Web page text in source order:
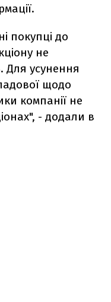
покупці до
не
Для усунення
щодо
компанії не
- додали в